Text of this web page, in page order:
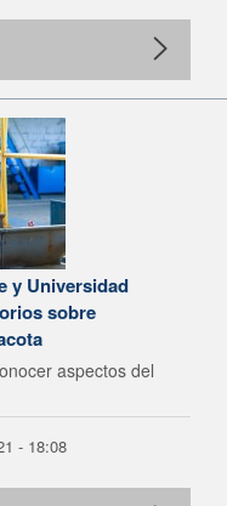
y Universidad
sobre
aspectos del
- 18:08